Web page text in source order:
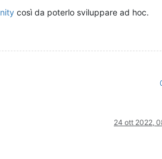
così da poterlo sviluppare ad hoc.
24 ott 2022,